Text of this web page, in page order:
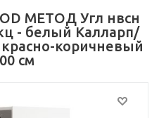
МЕТОД Угл нвсн
- белый Калларп/
коричневый
см